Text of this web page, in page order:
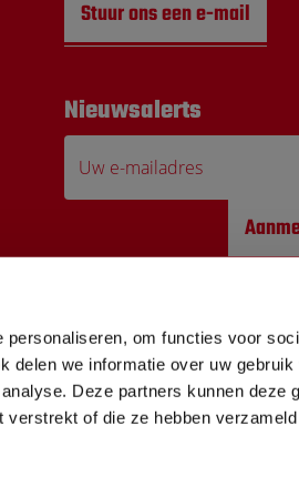
om functies voor
delen we informatie over uw
Deze partners kunnen deze
of die ze hebben
Stuur ons een e-mail
Nieuwsalerts
Uw e-mailadres
Marco de
Top service Elke keer